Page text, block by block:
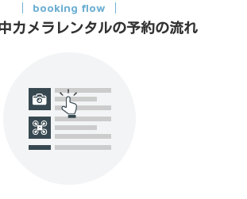
booking flow
カメラレンタルの予約の流れ